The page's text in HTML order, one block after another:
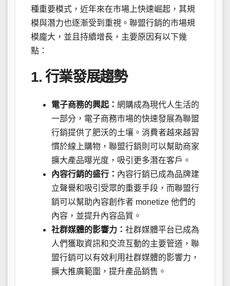
種重要模式，近年來在市場上快速崛起，其規
模與潛力也逐漸受到重視。聯盟行銷的市場規
模龐大，並且持續增長，主要原因有以下幾
點：
1. 行業發展趨勢
電子商務的興起： 網購成為現代人生活的
一部分，電子商務市場的快速發展為聯盟
行銷提供了肥沃的土壤。消費者越來越習
慣於線上購物，聯盟行銷則可以幫助商家
擴大產品曝光度，吸引更多潛在客戶。
內容行銷的盛行： 內容行銷已成為品牌建
立聲譽和吸引受眾的重要手段，而聯盟行
銷可以幫助內容創作者 monetize 他們的
內容，並提升內容品質。
社群媒體的影響力： 社群媒體平台已成為
人們獲取資訊和交流互動的主要管道，聯
盟行銷可以有效利用社群媒體的影響力，
擴大推廣範圍，提升產品銷售。